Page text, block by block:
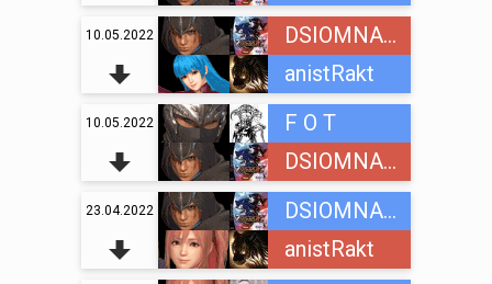
10.05.2022
DSIOMNAINC
anistRakt
10.05.2022
F O T
DSIOMNAINC
23.04.2022
DSIOMNAINC
anistRakt